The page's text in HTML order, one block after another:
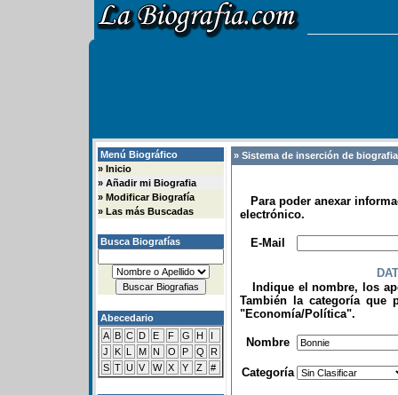
Menú Biográfico
» Inicio
» Añadir mi Biografia
» Modificar Biografía
» Las más Buscadas
Busca Biografías
Abecedario
A B C D E F G H
I
J
K L M N O P Q
R
S T U V W X Y Z #
» Sistema de inserción de
Para poder anexar
electrónico.
E-Mail
Indique el nombre, los
También la categoría que
"Economía/Política".
Nombre
Categoría